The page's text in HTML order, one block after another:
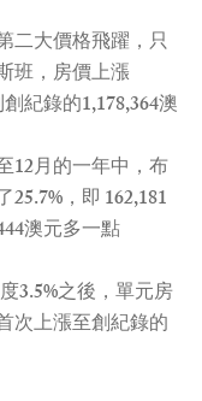
二大價格飛躍，只
班，房價上漲
紀錄的1,178,364澳
12月的一年中，布
，即 162,181
澳元多一點
3.5%之後，單元房
次上漲至創紀錄的